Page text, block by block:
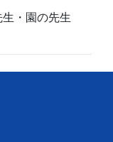
生・園の先生